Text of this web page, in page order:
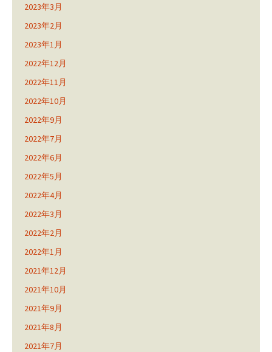
2023年3月
2023年2月
2023年1月
2022年12月
2022年11月
2022年10月
2022年9月
2022年7月
2022年6月
2022年5月
2022年4月
2022年3月
2022年2月
2022年1月
2021年12月
2021年10月
2021年9月
2021年8月
2021年7月